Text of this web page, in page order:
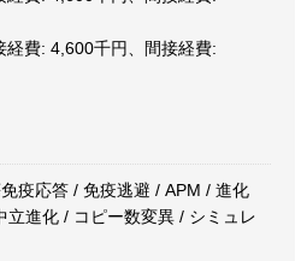
費: 4,600千円、間接経費:
疫応答 / 免疫逃避 / APM / 進化
立進化 / コピー数変異 / シミュレ